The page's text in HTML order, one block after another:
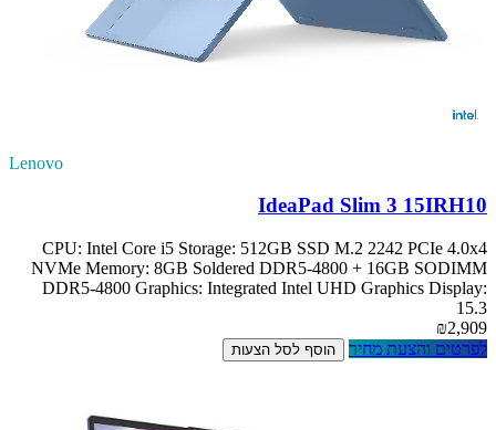
Lenovo
IdeaPad Slim 3 15IRH10
CPU: Intel Core i5 Storage: 512GB SSD M.2 2242 PCIe 4.0x4
NVMe Memory: 8GB Soldered DDR5-4800 + 16GB SODIMM
DDR5-4800 Graphics: Integrated Intel UHD Graphics Display:
15.3
₪2,909
לפרטים והצעת מחיר
הוסף לסל הצעות